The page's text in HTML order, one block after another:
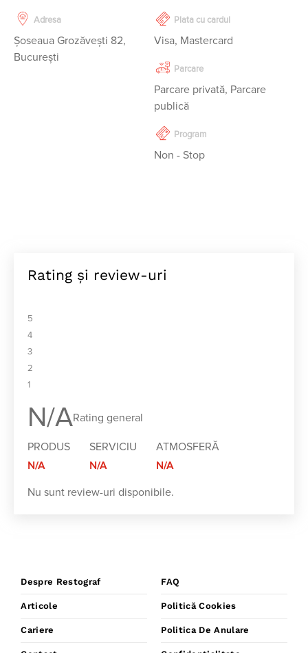
Adresa
Șoseaua Grozăvești 82,
București
Plata cu cardul
Visa, Mastercard
Parcare
Parcare privată, Parcare
publică
Program
Non - Stop
Rating și review-uri
5
4
3
2
1
N/ARating general
PRODUS
N/A
SERVICIU
N/A
ATMOSFERĂ
N/A
Nu sunt review-uri disponibile.
Despre Restograf
Articole
Cariere
FAQ
Politică Cookies
Politica De Anulare